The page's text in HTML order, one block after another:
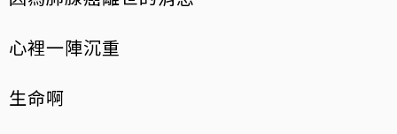
心裡一陣沉重
生命啊